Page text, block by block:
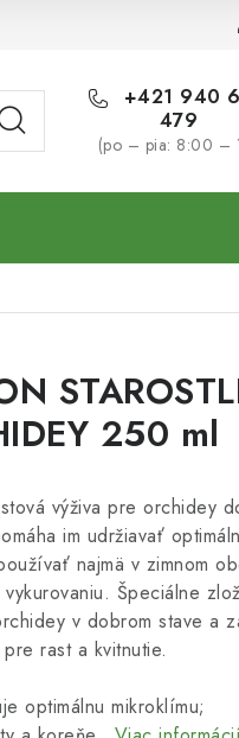
+421 940
479
(po – pia: 8:00 –
250 ml
výživa pre orchidey
im udržiavať
najmä v zimnom
Špeciálne
v dobrom stave a
rast a kvitnutie.
optimálnu mikroklímu;